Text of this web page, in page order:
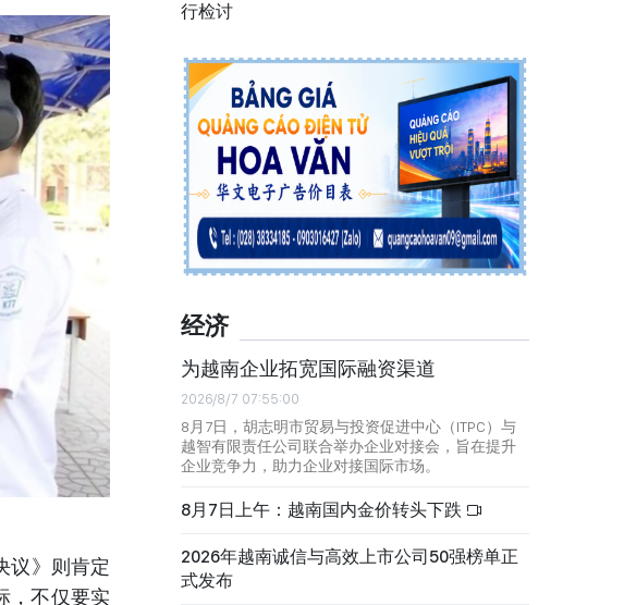
议》则肯定
，不仅要实
行检讨
经济
为越南企业拓宽国际融资渠道
2026/8/7 07:55:00
8月7日，胡志明市贸易与投资促进中心（ITPC）与
越智有限责任公司联合举办企业对接会，旨在提升
企业竞争力，助力企业对接国际市场。
8月7日上午：越南国内金价转头下跌
2026年越南诚信与高效上市公司50强榜单正
式发布